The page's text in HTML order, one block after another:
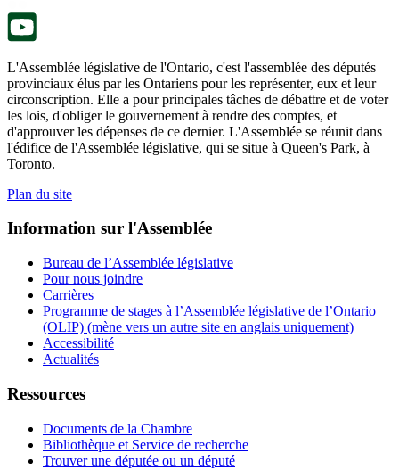
L'Assemblée législative de l'Ontario, c'est l'assemblée des députés
provinciaux élus par les Ontariens pour les représenter, eux et leur
circonscription. Elle a pour principales tâches de débattre et de voter
les lois, d'obliger le gouvernement à rendre des comptes, et
d'approuver les dépenses de ce dernier. L'Assemblée se réunit dans
l'édifice de l'Assemblée législative, qui se situe à Queen's Park, à
Toronto.
Plan du site
Information sur l'Assemblée
Bureau de l’Assemblée législative
Pour nous joindre
Carrières
Programme de stages à l’Assemblée législative de l’Ontario
(OLIP) (mène vers un autre site en anglais uniquement)
Accessibilité
Actualités
Ressources
Documents de la Chambre
Bibliothèque et Service de recherche
Trouver une députée ou un député